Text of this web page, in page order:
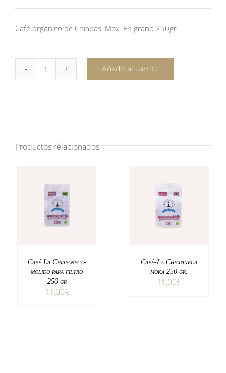
Café orgánico de Chiapas, Mex. En grano 250gr.
Café
grano
cantidad
Añadir al carrito
Productos relacionados
AÑADIR AL CARRITO
DETALLES
Café La Chiapaneca-
molido para filtro
250 gr
11,00€
AÑADIR AL CARRITO
DETALLES
Café-La Chiapaneca
moka 250 gr.
11,00€